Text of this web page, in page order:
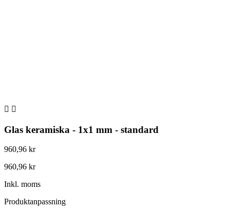
 
Glas keramiska - 1x1 mm - standard
960,96 kr
960,96 kr
Inkl. moms
Produktanpassning